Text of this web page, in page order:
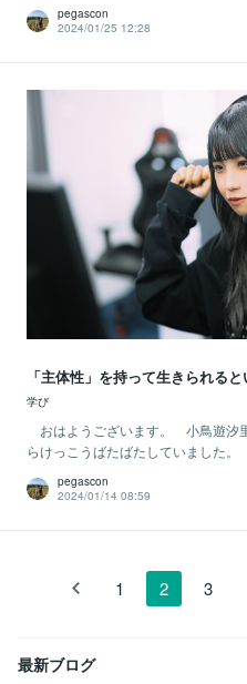
pegascon
2024/01/25 12:28
「主体性」を持って生きられる
学び
おはようございます。 小鳥遊汐
らけっこうばたばたしていました
pegascon
2024/01/14 08:59
1 2 3
最新ブログ